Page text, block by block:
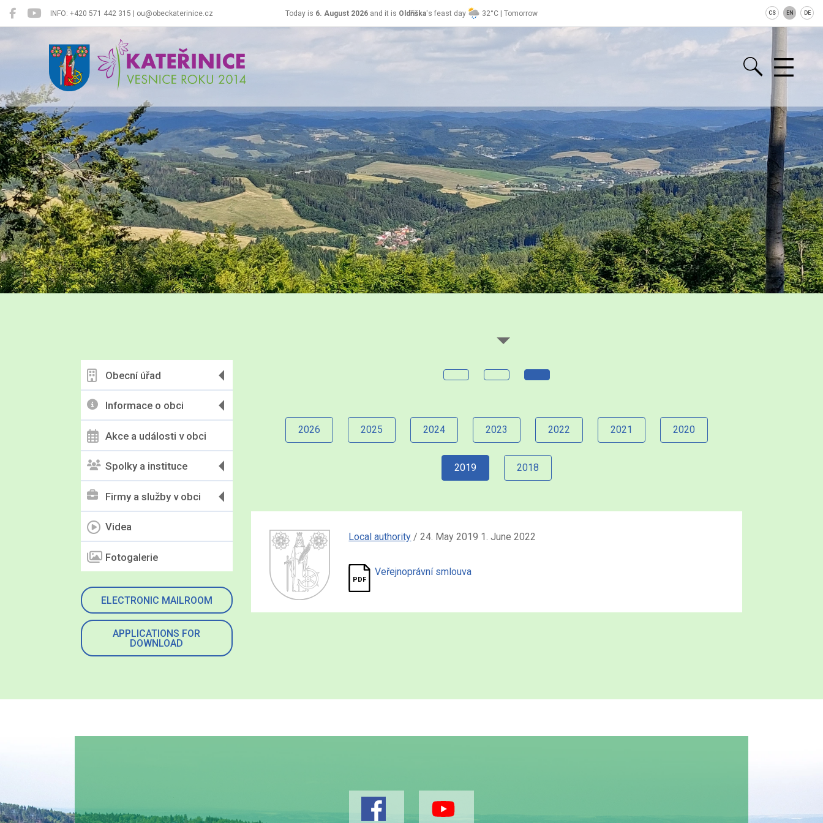
INFO: +420 571 442 315 | ou@obeckaterinice.cz Today is 6. August 2026 and it is Oldřiška's feast day 32°C | Tomorrow CS EN DE
Kateřinice
Obecní úřad
Informace o obci
Akce a události v obci
Spolky a instituce
Firmy a služby v obci
Videa
Fotogalerie
ELECTRONIC MAILROOM
APPLICATIONS FOR
DOWNLOAD
2026 2025 2024 2023 2022 2021 2020
2019 2018
Local authority / 24. May 2019 1. June 2022
Veřejnoprávní smlouva